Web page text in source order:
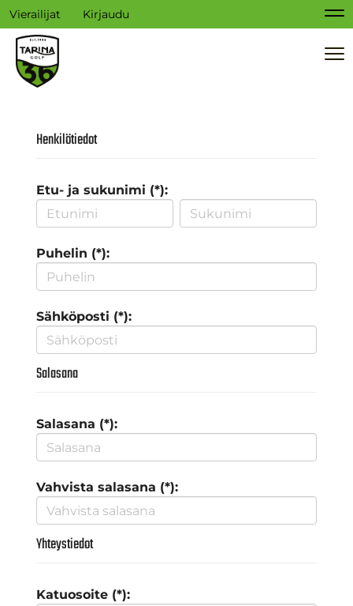
Vierailijat Kirjaudu
Henkilötiedot
Etu- ja sukunimi (*):
Puhelin (*):
Sähköposti (*):
Salasana
Salasana (*):
Vahvista salasana (*):
Yhteystiedot
Katuosoite (*):